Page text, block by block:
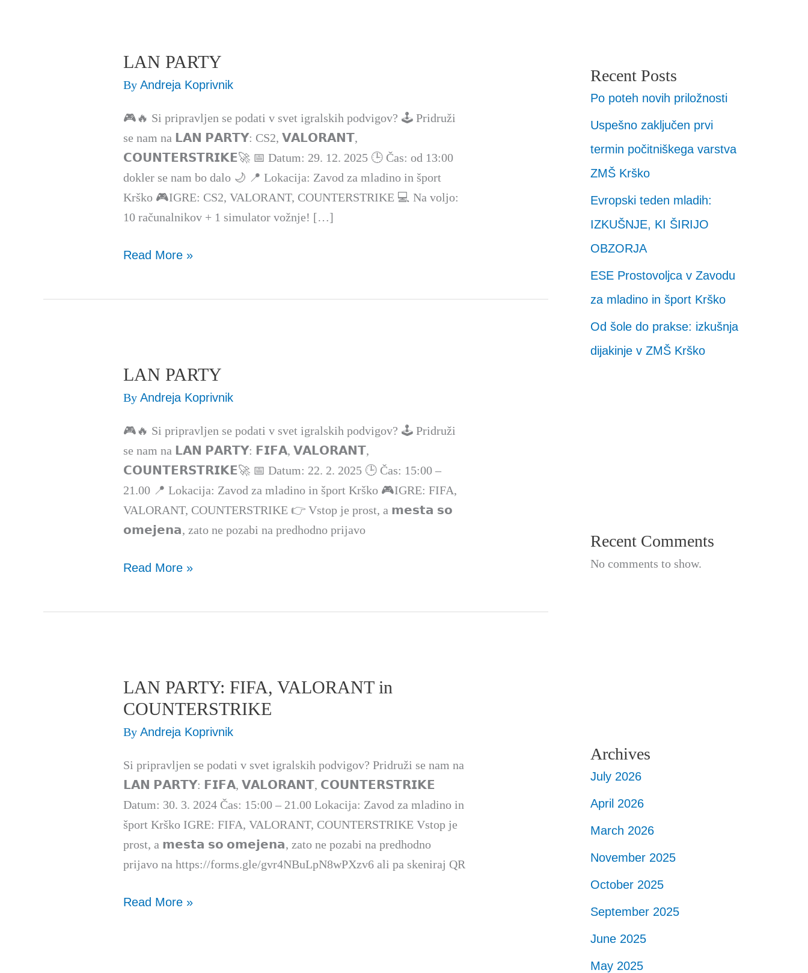
LAN PARTY
ByAndreja Koprivnik
🎮🔥 Si pripravljen se podati v svet igralskih podvigov? 🕹️ Pridruži
se nam na 𝗟𝗔𝗡 𝗣𝗔𝗥𝗧𝗬: CS2, 𝗩𝗔𝗟𝗢𝗥𝗔𝗡𝗧,
𝗖𝗢𝗨𝗡𝗧𝗘𝗥𝗦𝗧𝗥𝗜𝗞𝗘🚀 📅 Datum: 29. 12. 2025 🕒 Čas: od 13:00
dokler se nam bo dalo 🌙 📍 Lokacija: Zavod za mladino in šport
Krško 🎮IGRE: CS2, VALORANT, COUNTERSTRIKE 💻 Na voljo:
10 računalnikov + 1 simulator vožnje! […]
LAN
PARTY
Read More »
LAN PARTY
ByAndreja Koprivnik
🎮🔥 Si pripravljen se podati v svet igralskih podvigov? 🕹️ Pridruži
se nam na 𝗟𝗔𝗡 𝗣𝗔𝗥𝗧𝗬: 𝗙𝗜𝗙𝗔, 𝗩𝗔𝗟𝗢𝗥𝗔𝗡𝗧,
𝗖𝗢𝗨𝗡𝗧𝗘𝗥𝗦𝗧𝗥𝗜𝗞𝗘🚀 📅 Datum: 22. 2. 2025 🕒 Čas: 15:00 –
21.00 📍 Lokacija: Zavod za mladino in šport Krško 🎮IGRE: FIFA,
VALORANT, COUNTERSTRIKE 👉 Vstop je prost, a 𝗺𝗲𝘀𝘁𝗮 𝘀𝗼
𝗼𝗺𝗲𝗷𝗲𝗻𝗮, zato ne pozabi na predhodno prijavo
LAN
PARTY
Read More »
LAN PARTY: FIFA, VALORANT in
COUNTERSTRIKE
ByAndreja Koprivnik
Si pripravljen se podati v svet igralskih podvigov? Pridruži se nam na
𝗟𝗔𝗡 𝗣𝗔𝗥𝗧𝗬: 𝗙𝗜𝗙𝗔, 𝗩𝗔𝗟𝗢𝗥𝗔𝗡𝗧, 𝗖𝗢𝗨𝗡𝗧𝗘𝗥𝗦𝗧𝗥𝗜𝗞𝗘
Datum: 30. 3. 2024 Čas: 15:00 – 21.00 Lokacija: Zavod za mladino in
šport Krško IGRE: FIFA, VALORANT, COUNTERSTRIKE Vstop je
prost, a 𝗺𝗲𝘀𝘁𝗮 𝘀𝗼 𝗼𝗺𝗲𝗷𝗲𝗻𝗮, zato ne pozabi na predhodno
prijavo na https://forms.gle/gvr4NBuLpN8wPXzv6 ali pa skeniraj QR
LAN
PARTY:
FIFA,
in
COUNTERSTRIKE
Read More »
Recent Posts
Po poteh novih priložnosti
Uspešno zaključen prvi
termin počitniškega varstva
ZMŠ Krško
Evropski teden mladih:
IZKUŠNJE, KI ŠIRIJO
OBZORJA
ESE Prostovoljca v Zavodu
za mladino in šport Krško
Od šole do prakse: izkušnja
dijakinje v ZMŠ Krško
Recent Comments
No comments to show.
Archives
July 2026
April 2026
March 2026
November 2025
October 2025
September 2025
June 2025
May 2025